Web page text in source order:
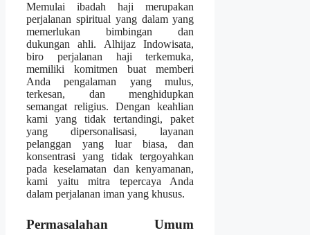
Memulai ibadah haji merupakan
perjalanan spiritual yang dalam yang
memerlukan bimbingan dan
dukungan ahli. Alhijaz Indowisata,
biro perjalanan haji terkemuka,
memiliki komitmen buat memberi
Anda pengalaman yang mulus,
terkesan, dan menghidupkan
semangat religius. Dengan keahlian
kami yang tidak tertandingi, paket
yang dipersonalisasi, layanan
pelanggan yang luar biasa, dan
konsentrasi yang tidak tergoyahkan
pada keselamatan dan kenyamanan,
kami yaitu mitra tepercaya Anda
dalam perjalanan iman yang khusus.
Permasalahan Umum